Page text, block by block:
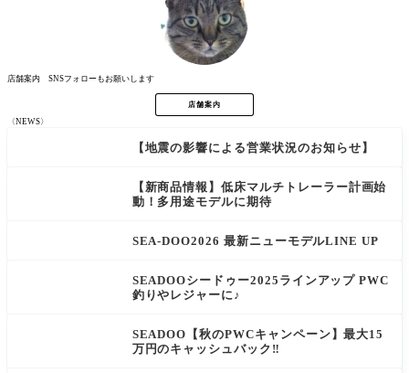
店舗案内 SNSフォローもお願いします
店舗案内
〈NEWS〉
【地震の影響による営業状況のお知らせ】
【新商品情報】低床マルチトレーラー計画始
動！多用途モデルに期待
SEA-DOO2026 最新ニューモデルLINE UP
SEADOOシードゥー2025ラインアップ PWC
釣りやレジャーに♪
SEADOO【秋のPWCキャンペーン】最大15
万円のキャッシュバック‼